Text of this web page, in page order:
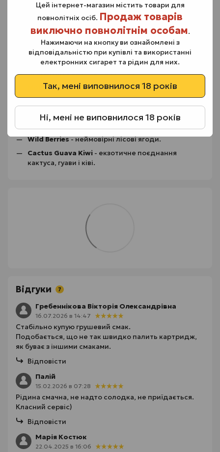
Цей інтернет-магазин містить товари для
повнолітніх осіб. Продаж товарів
виключно повнолітнім особам.
Нажимаючи на кнопку ви ознайомлені з
відповідальністю при купівлі та використанні
електронних сигарет та рідин для них.
Так, мені виповнилося 18 років
Ні, мені не виповнилося 18 років
Juicy Peach– оксамитовий персик з ніжною
м’якоттю;
Spearmint– морозна м’ята;
Strawberry– стигла ароматна полуниця.
Coconut Melon- солодкий кокос і диня.
Grapefruit- неймовірний грейпфрут
Mokko- смак запашної кави.
Wild Berries- неймовірні лісові ягоди.
Cactus Guava Kiwi - екзотичне поєднання
кактуса, гуави і ківі.
Відгуки 7
Гребеннікова Вікторія Олександрівна
16.07.2026 в 14:47
Стабільно купую грушевий смак.
Подобається, що не так швидко палить картридж,
як буває з іншими смаками.
Відповісти
Палій
15.02.2026 в 07:28
Рідина смачна, не надто солодка, не приїдається.
Класний сервіс)
Відповісти
Марія Костюк
22.04.2025 в 16:06